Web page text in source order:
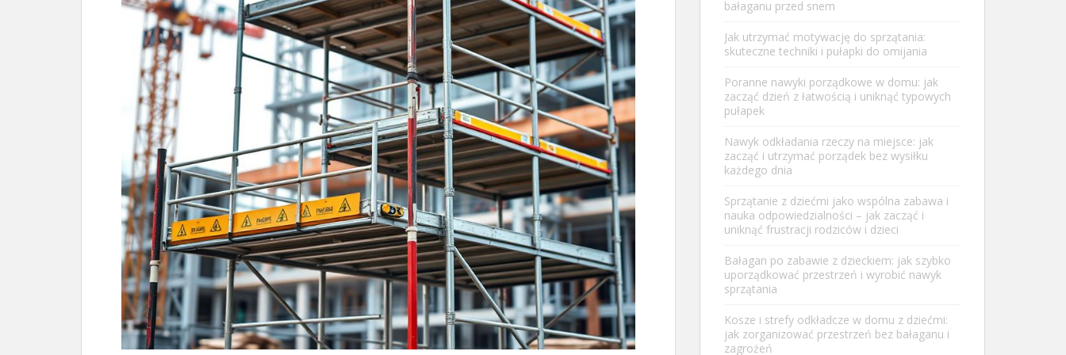
bałaganu przed snem
Jak utrzymać motywację do sprzątania:
skuteczne techniki i pułapki do omijania
Poranne nawyki porządkowe w domu: jak
zacząć dzień z łatwością i uniknąć typowych
pułapek
Nawyk odkładania rzeczy na miejsce: jak
zacząć i utrzymać porządek bez wysiłku
każdego dnia
Sprzątanie z dziećmi jako wspólna zabawa i
nauka odpowiedzialności – jak zacząć i
uniknąć frustracji rodziców i dzieci
Bałagan po zabawie z dzieckiem: jak szybko
uporządkować przestrzeń i wyrobić nawyk
sprzątania
Kosze i strefy odkładcze w domu z dziećmi:
jak zorganizować przestrzeń bez bałaganu i
zagrożeń